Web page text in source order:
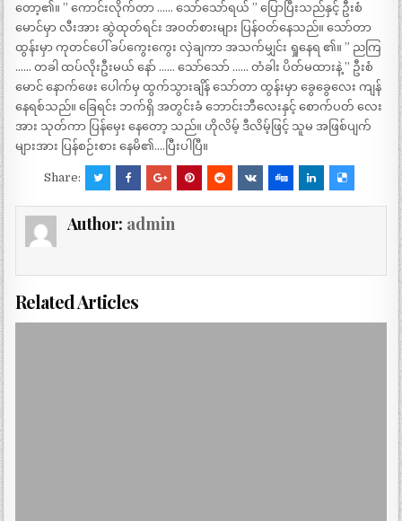
တော့၏။ ” ကောင်းလိုက်တာ …… သော်သော်ရယ် ” ပြောပြီးသည်နှင့် ဦးစံ
မောင်မှာ လီးအား ဆွဲထုတ်ရင်း အဝတ်စားများ ပြန်ဝတ်နေသည်။ သော်တာ
ထွန်းမှာ ကုတင်ပေါ် ခပ်ကွေးကွေး လှဲချကာ အသက်မျှင်း ရှုနေရ ၏။ ” ညကြ
…… တခါ ထပ်လိုးဦးမယ် နော် …… သော်သော် …… တံခါး ပိတ်မထားနဲ့ ” ဦးစံ
မောင် နောက်ဖေး ပေါက်မှ ထွက်သွားချိန် သော်တာ ထွန်းမှာ ခွေခွေလေး ကျန်
နေရစ်သည်။ ခြေရင်း ဘက်ရှိ အတွင်းခံ ဘောင်းဘီလေးနှင့် စောက်ပတ် လေး
အား သုတ်ကာ ပြန်မှေး နေတော့ သည်။ ဟိုလိမ့် ဒီလိမ့်ဖြင့် သူမ အဖြစ်ပျက်
များအား ပြန်စဉ်းစား နေမိ၏….ပြီးပါပြီ။
Share:
Author: admin
Related Articles